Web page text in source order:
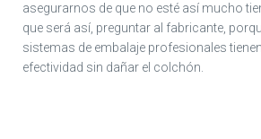
asegurarnos de que no esté así mucho
que será así, preguntar al fabricante,
sistemas de embalaje profesionales
efectividad sin dañar el colchón.